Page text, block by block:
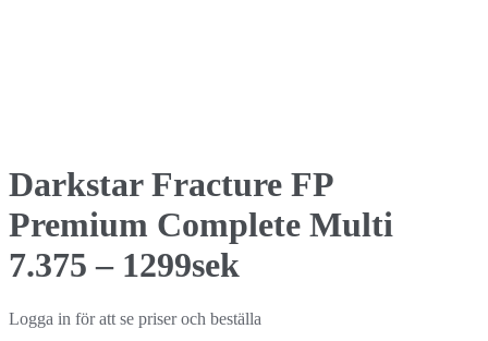
Darkstar Fracture FP
Premium Complete Multi
7.375 – 1299sek
Logga in för att se priser och beställa